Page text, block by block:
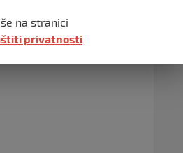
na stranici
privatnosti